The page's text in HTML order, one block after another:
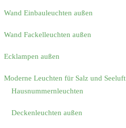
Wand Einbauleuchten außen
Wand Fackelleuchten außen
Ecklampen außen
Moderne Leuchten für Salz und Seeluft
Hausnummernleuchten
Deckenleuchten außen